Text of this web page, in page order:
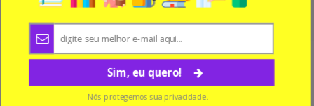
Sim, eu quero!
Nós protegemos sua privacidade.